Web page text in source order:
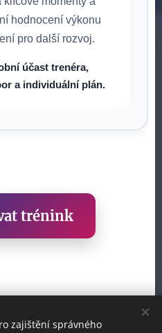
hodnocení výkonu
pro další rozvoj.
účast trenéra,
a individuální plán.
trénink
zajištění správného